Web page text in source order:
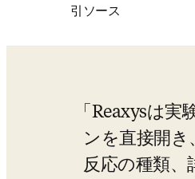
引ソース
Reaxysは実
ンを直接開き
反応の種類、